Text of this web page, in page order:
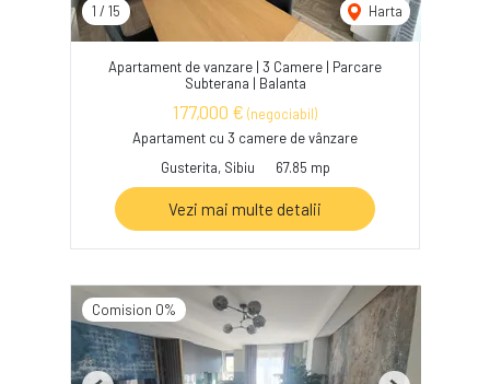
1 / 15 Harta
Apartament de vanzare | 3 Camere | Parcare
Subterana | Balanta
177,000 € (negociabil)
Apartament cu 3 camere de vânzare
Gusterita, Sibiu
67.85 mp
Vezi mai multe detalii
Comision 0%